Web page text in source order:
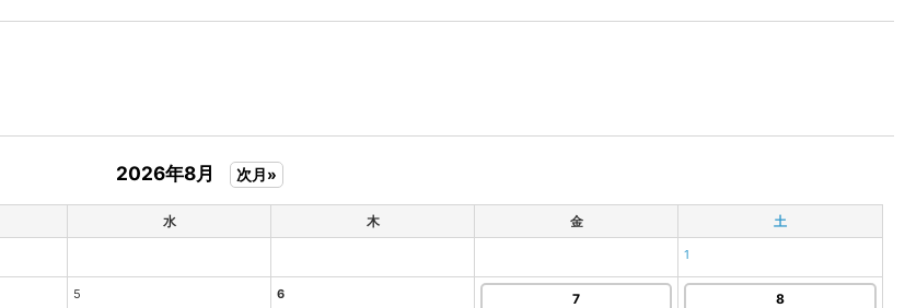
2026年8月 次月»
水 木 金 土
1
5 6 7 8